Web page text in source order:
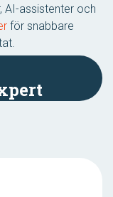
AI-assistenter och
för snabbare